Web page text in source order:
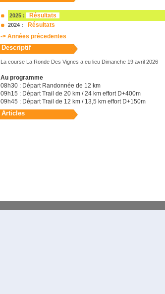
2025 : Résultats
2024 :
Résultats
-> Années précedentes
Descriptif
La course La Ronde Des Vignes a eu lieu Dimanche 19 avril 2026
Au programme
08h30 : Départ Randonnée de 12 km
09h15 : Départ Trail de 20 km / 24 km effort D+400m
09h45 : Départ Trail de 12 km / 13,5 km effort D+150m
Articles